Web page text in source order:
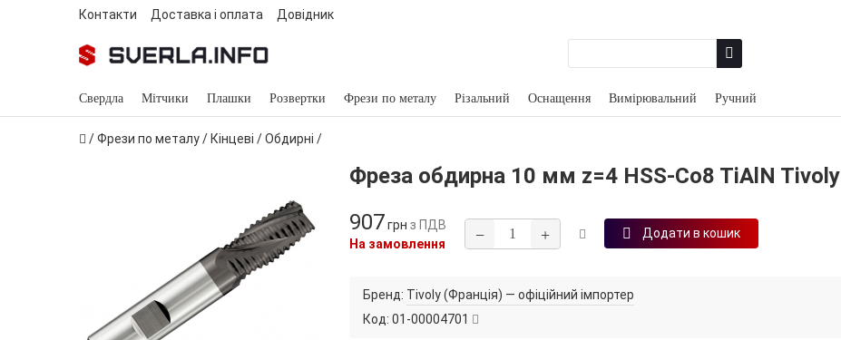
Контакти Доставка і оплата Довідник
Свердла Мітчики Плашки Розвертки Фрези по металу Різальний Оснащення Вимірювальний Ручний
/Фрези по металу/ Кінцеві /Обдирні /
Фреза обдирна 10 мм z=4 HSS-Co8 TiAlN Tivoly
907грн з ПДВ
На замовлення
− + Додати в кошик
Бренд: Tivoly (Франція) — офіційний імпортер
Код: 01-00004701